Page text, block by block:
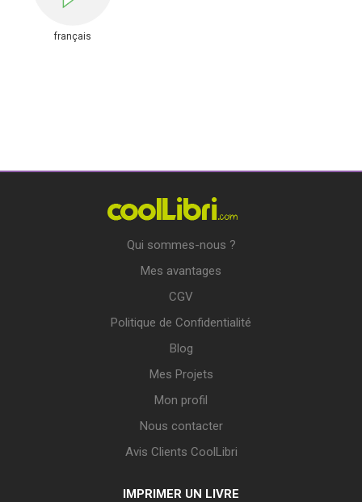
français
Qui sommes-nous ?
Mes avantages
CGV
Politique de Confidentialité
Blog
Mes Projets
Mon profil
Nous contacter
Avis Clients CoolLibri
IMPRIMER UN LIVRE